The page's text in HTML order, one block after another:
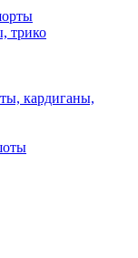
трико
кардиганы,